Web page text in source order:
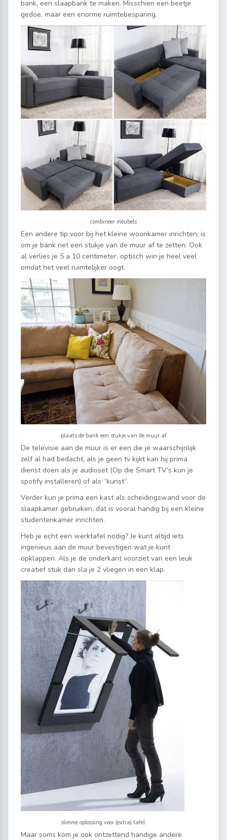
bank, een slaapbank te maken. Misschien een beetje
gedoe, maar een enorme ruimtebesparing.
combineer meubels
Een andere tip voor bij het kleine woonkamer inrichten, is
om je bank net een stukje van de muur af te zetten. Ook
al verlies je 5 a 10 centimeter, optisch win je heel veel
omdat het veel ruimtelijker oogt.
plaats de bank een stukje van de muur af
De televisie aan de muur is er een die je waarschijnlijk
zelf al had bedacht, als je geen tv kijkt kan hij prima
dienst doen als je audioset (Op die Smart TV’s kun je
spotify installeren) of als “kunst”.
Verder kun je prima een kast als scheidingswand voor de
slaapkamer gebruiken, dat is vooral handig bij een kleine
studentenkamer inrichten.
Heb je echt een werktafel nodig? Je kunt altijd iets
ingenieus aan de muur bevestigen wat je kunt
opklappen. Als je de onderkant voorziet van een leuk
creatief stuk dan sla je 2 vliegen in een klap.
slimme oplossing voor (extra) tafel
Maar soms kom je ook ontzettend handige andere